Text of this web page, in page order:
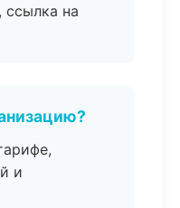
ссылка на
и